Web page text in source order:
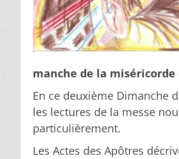
manche de la miséricorde
En ce deuxième Dimanche
les lectures de la messe
particulièrement.
Les Actes des Apôtres